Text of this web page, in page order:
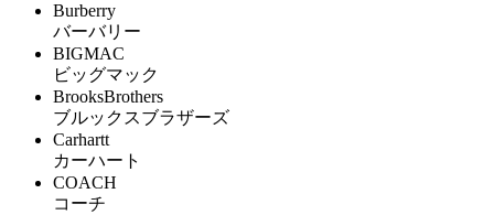
Burberry
バーバリー
BIGMAC
ビッグマック
BrooksBrothers
ブルックスブラザーズ
Carhartt
カーハート
COACH
コーチ